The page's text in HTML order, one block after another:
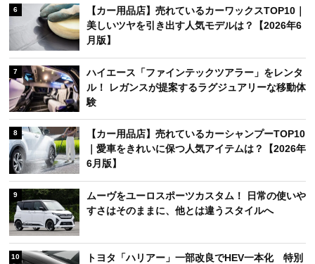
6
【カー用品店】売れているカーワックスTOP10｜
美しいツヤを引き出す人気モデルは？【2026年6
月版】
7
ハイエース「ファインテックツアラー」をレンタ
ル！ レガンスが提案するラグジュアリーな移動体
験
8
【カー用品店】売れているカーシャンプーTOP10
｜愛車をきれいに保つ人気アイテムは？【2026年
6月版】
9
ムーヴをユーロスポーツカスタム！ 日常の使いや
すさはそのままに、他とは違うスタイルへ
10
トヨタ「ハリアー」一部改良でHEV一本化 特別